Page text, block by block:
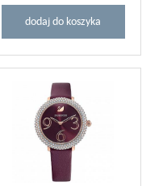
dodaj do koszyka